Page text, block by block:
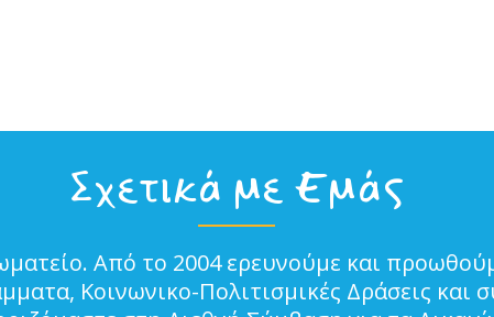
Σχετικά με Εμάς
Από το 2004 ερευνούμε και
Κοινωνικο-Πολιτισμικές Δράσεις και